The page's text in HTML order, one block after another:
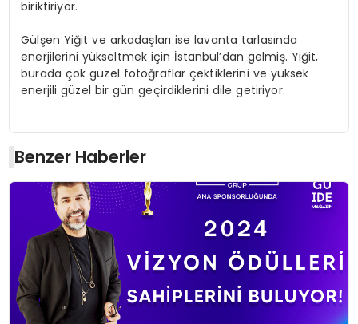
biriktiriyor.
Gülşen Yiğit ve arkadaşları ise lavanta tarlasında
enerjilerini yükseltmek için İstanbul’dan gelmiş. Yiğit,
burada çok güzel fotoğraflar çektiklerini ve yüksek
enerjili güzel bir gün geçirdiklerini dile getiriyor.
Benzer Haberler